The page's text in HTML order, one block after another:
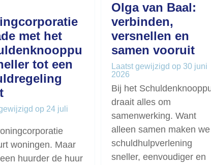
met het
tot een
op 24 juli
woningen. Maar
huurder de huur
Olga van Baal:
verbinden,
versnellen en
samen vooruit
Laatst gewijzigd op 30 juni
2026
Bij het
draait alles om
samenwerking. Want
alleen samen maken we
schuldhulpverlening
sneller, eenvoudiger en